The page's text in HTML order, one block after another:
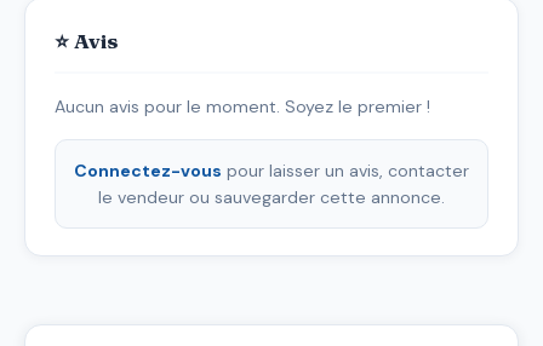
⭐ Avis
Aucun avis pour le moment. Soyez le premier !
Connectez-vous pour laisser un avis, contacter
le vendeur ou sauvegarder cette annonce.